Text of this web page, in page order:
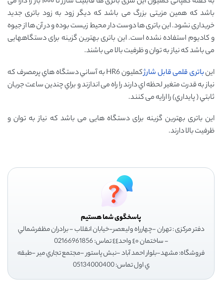
باشد که همین مزیتی بزرگ می باشد که دیگر زود به زود باتری جدید
خریداری نشود. این باتری ها دوست دار محیط زیست بوده و در آن ها از جیوه
و کادیوم استفاده نشده است. این باتری بهترین گزینه برای دستگاههایی
می باشد که نیاز به توان و ظرفیت بالا می باشند.
اینباتری قلمی قابل شارژ
کملیون HR6 به آساني دستگاه هاي پرمصرف که
نياز به قدرت متغير لحظه اي دارند را راه می اندازند و براي چندين ساعت جريان
ثابتي ( پايداري) را ارايه می کنند.
این باتری بهترین گزینه برای دستگاه هایی می باشد که نیاز به توان و
ظرفیت بالا دارند.
پاسخگوی شما هستیم
دفتر مرکزی : تهران -چهارراه وليعصر-خيابان انقلاب - برادران مظفرشمالي
- ساختمان ٤٠ واحد٤٤ تماس: 02166961856
فروشگاه: مشهد-بلوار احمد آباد -نبش پاستور -مجتمع تجاري مير -طبقه
ي اول تماس: 05134000400